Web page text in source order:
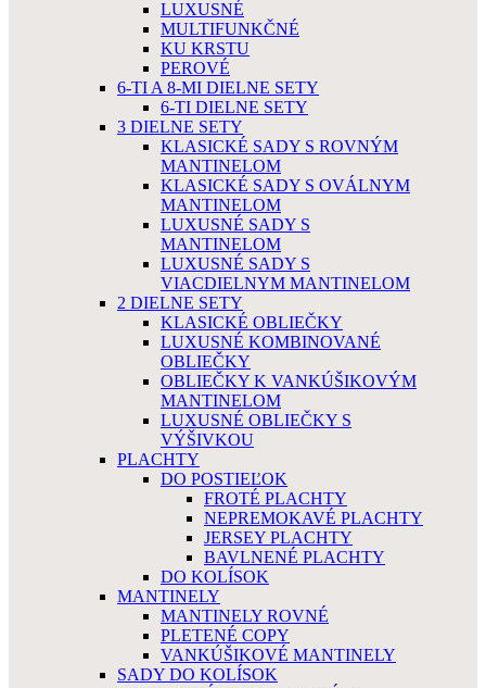
LUXUSNÉ
MULTIFUNKČNÉ
KU KRSTU
PEROVÉ
6-TI A 8-MI DIELNE SETY
6-TI DIELNE SETY
3 DIELNE SETY
KLASICKÉ SADY S ROVNÝM
MANTINELOM
KLASICKÉ SADY S OVÁLNYM
MANTINELOM
LUXUSNÉ SADY S
MANTINELOM
LUXUSNÉ SADY S
VIACDIELNYM MANTINELOM
2 DIELNE SETY
KLASICKÉ OBLIEČKY
LUXUSNÉ KOMBINOVANÉ
OBLIEČKY
OBLIEČKY K VANKÚŠIKOVÝM
MANTINELOM
LUXUSNÉ OBLIEČKY S
VÝŠIVKOU
PLACHTY
DO POSTIEĽOK
FROTÉ PLACHTY
NEPREMOKAVÉ PLACHTY
JERSEY PLACHTY
BAVLNENÉ PLACHTY
DO KOLÍSOK
MANTINELY
MANTINELY ROVNÉ
PLETENÉ COPY
VANKÚŠIKOVÉ MANTINELY
SADY DO KOLÍSOK